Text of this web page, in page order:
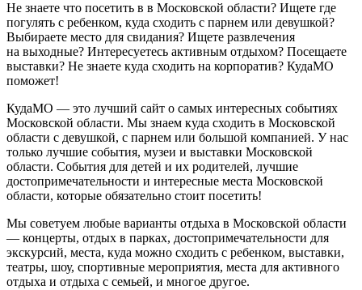
Не знаете что посетить в в Московской области? Ищете где
погулять с ребенком, куда сходить с парнем или девушкой?
Выбираете место для свидания? Ищете развлечения
на выходные? Интересуетесь активным отдыхом? Посещаете
выставки? Не знаете куда сходить на корпоратив? КудаМО
поможет!
КудаМО — это лучший сайт о самых интересных событиях
Московской области. Мы знаем куда сходить в Московской
области с девушкой, с парнем или большой компанией. У нас
только лучшие события, музеи и выставки Московской
области. События для детей и их родителей, лучшие
достопримечательности и интересные места Московской
области, которые обязательно стоит посетить!
Мы советуем любые варианты отдыха в Московской области
— концерты, отдых в парках, достопримечательности для
экскурсий, места, куда можно сходить с ребенком, выставки,
театры, шоу, спортивные мероприятия, места для активного
отдыха и отдыха с семьей, и многое другое.